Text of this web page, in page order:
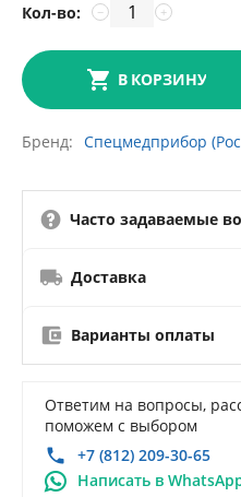
Кол-во: +
−
В КОРЗИНУ
Бренд Спецмедприбор
Часто задаваемые
Доставка
Варианты оплаты
Ответим на вопросы,
поможем с выбором
+7 (812) 209-30-65
Написать в